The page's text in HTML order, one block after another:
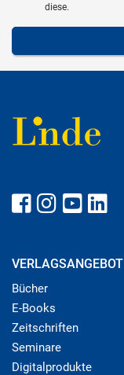
diese.
VERLAGSANGEBOT
Bücher
E-Books
Zeitschriften
Seminare
Digitalprodukte